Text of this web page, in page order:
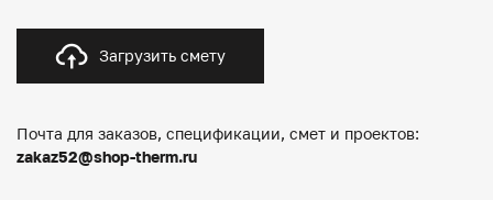
Загрузить смету
Почта для заказов, спецификации, смет и проектов:
zakaz52@shop-therm.ru